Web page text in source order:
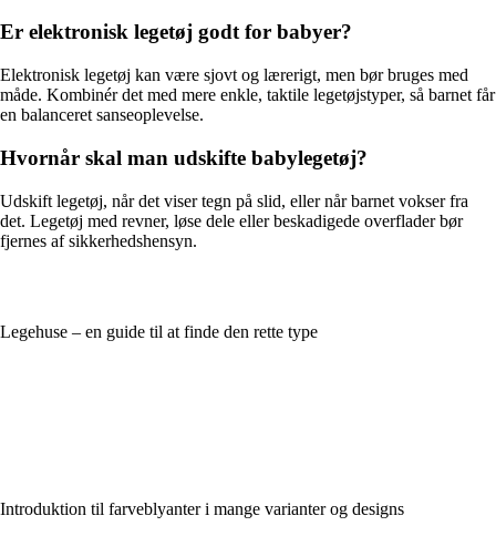
Er elektronisk legetøj godt for babyer?
Elektronisk legetøj kan være sjovt og lærerigt, men bør bruges med
måde. Kombinér det med mere enkle, taktile legetøjstyper, så barnet får
en balanceret sanseoplevelse.
Hvornår skal man udskifte babylegetøj?
Udskift legetøj, når det viser tegn på slid, eller når barnet vokser fra
det. Legetøj med revner, løse dele eller beskadigede overflader bør
fjernes af sikkerhedshensyn.
Legehuse – en guide til at finde den rette type
Introduktion til farveblyanter i mange varianter og designs